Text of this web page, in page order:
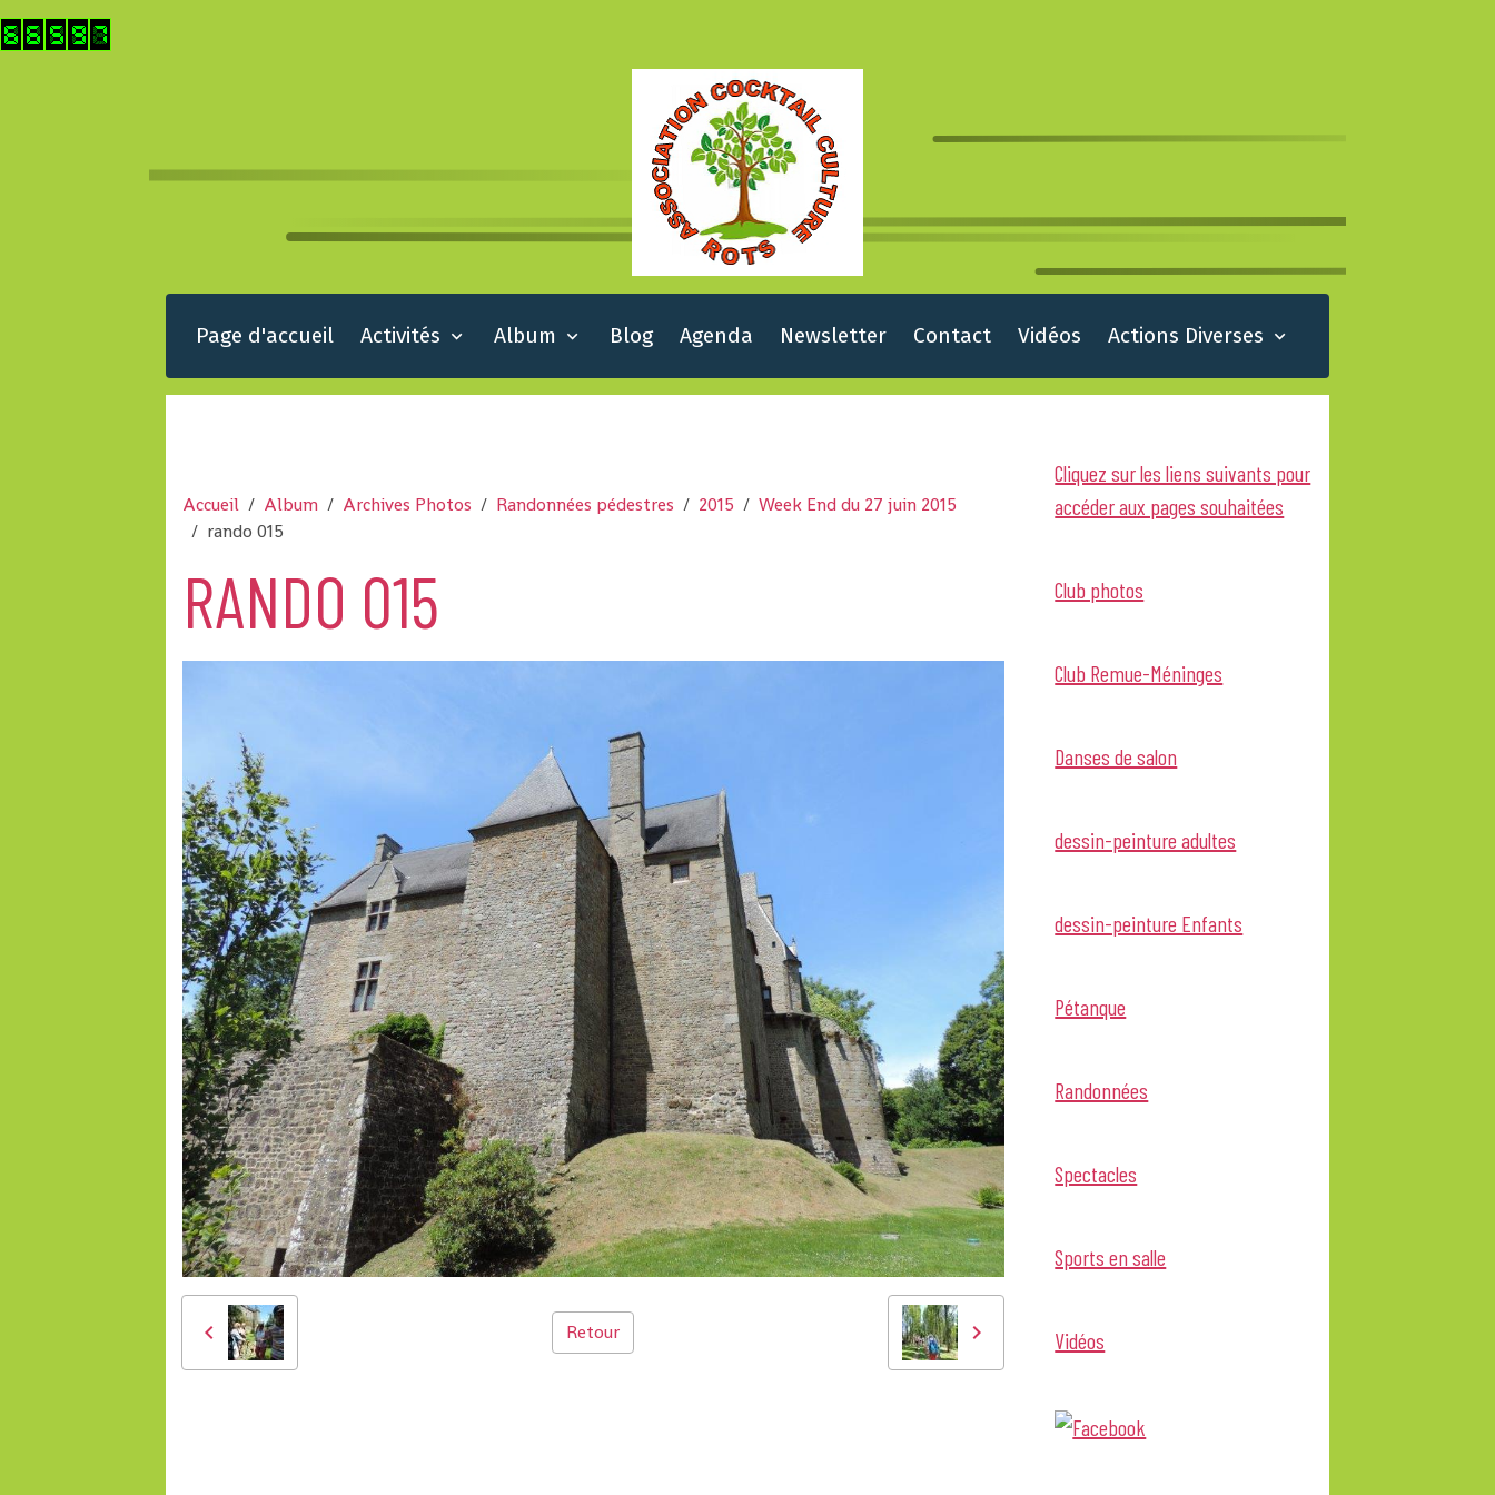
Page d'accueil Activités Album Blog Agenda Newsletter Contact Vidéos Actions Diverses
Accueil Album Archives Photos Randonnées pédestres 2015
Week End du 27 juin 2015
rando 015
RANDO 015
Retour
Cliquez sur les liens suivants pour
accéder aux pages souhaitées
Club photos
Club Remue-Méninges
Danses de salon
dessin-peinture adultes
dessin-peinture Enfants
Pétanque
Randonnées
Spectacles
Sports en salle
Vidéos